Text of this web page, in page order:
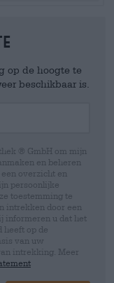
op de hoogte te
beschikbaar is.
® GmbH om mijn
en beheren
overzicht en
persoonlijke
toestemming te
intrekken door een
informeren u dat het
heeft op de
van uw
intrekking. Meer